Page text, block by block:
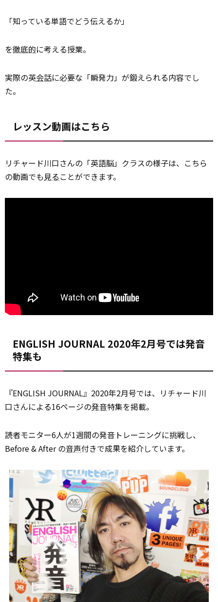
「知っている単語でどう伝えるか」
を徹底的に考える授業。
実際の英会話に必要な「瞬発力」が鍛えられる内容でし
た。
レッスン動画はこちら
リチャード川口さんの「英語脳」クラスの様子は、こちら
の動画でも見ることができます。
ENGLISH JOURNAL 2020年2月号では発音
特集も
『ENGLISH JOURNAL』2020年2月号では、リチャード川
口さんによる16ページの発音特集を掲載。
読者モニター6人が1週間の発音トレーニングに挑戦し、
Before & After の音声付きで成果を紹介しています。